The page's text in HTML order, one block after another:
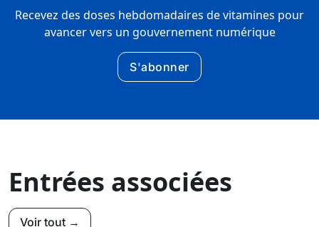
Recevez des doses hebdomadaires de vitamines pour
avancer vers un gouvernement numérique
S'abonner
Entrées associées
Voir tout →